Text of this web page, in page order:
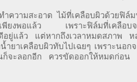
ความสะอาด ไม้ที่เคลือบผิวด้วยฟิล์
เพียงพอแล้ว เพราะฟิล์มที่เคลือบจ
อยู่แล้ว แต่หากถึงเวลาหมดสภาพ ห
ำยาเคลือบผิวทับไปเฉยๆ เพราะนอก
ก็จะลอกอีก ควรขัดออกให้หมดก่อน